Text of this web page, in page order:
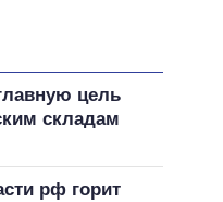
цель
складам
рф горит